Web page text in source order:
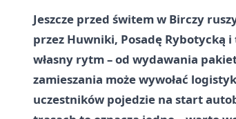
Jeszcze przed świtem w Birczy
przez Huwniki, Posadę Rybotycką
własny rytm – od wydawania
zamieszania może wywołać
uczestników pojedzie na start